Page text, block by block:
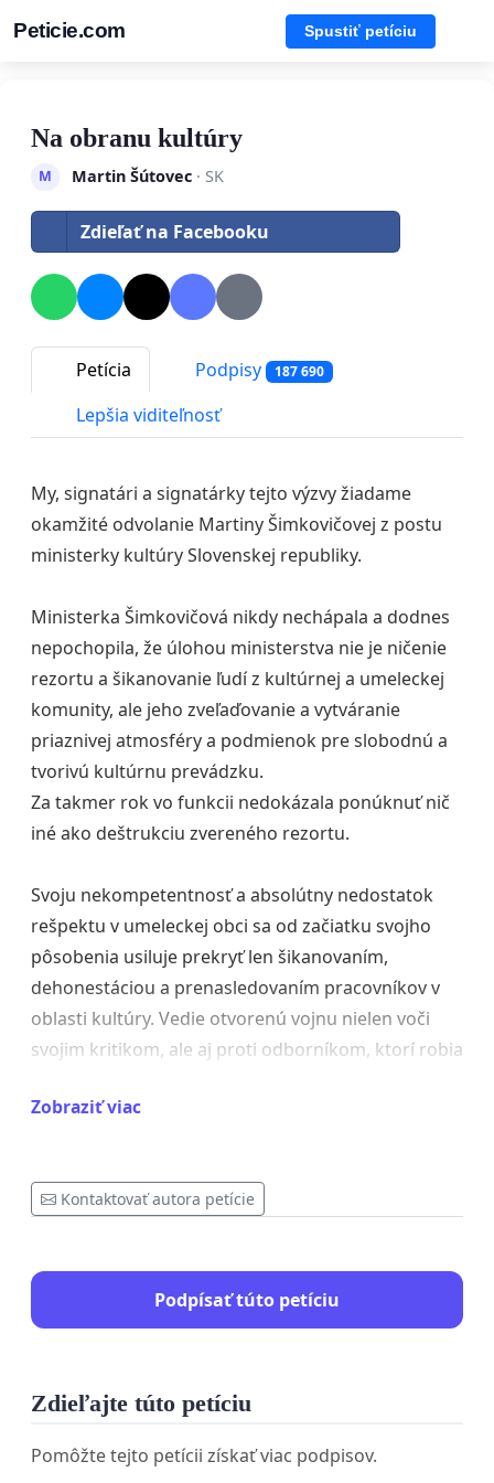
Peticie.com Spustiť petíciu
Na obranu kultúry
M Martin Šútovec· SK
Zdieľať na Facebooku
Petícia Podpisy 187 690
Lepšia viditeľnosť
My, signatári a signatárky tejto výzvy žiadame
okamžité odvolanie Martiny Šimkovičovej z postu
ministerky kultúry Slovenskej republiky.
Ministerka Šimkovičová nikdy nechápala a dodnes
nepochopila, že úlohou ministerstva nie je ničenie
rezortu a šikanovanie ľudí z kultúrnej a umeleckej
komunity, ale jeho zveľaďovanie a vytváranie
priaznivej atmosféry a podmienok pre slobodnú a
tvorivú kultúrnu prevádzku.
Za takmer rok vo funkcii nedokázala ponúknuť nič
iné ako deštrukciu zvereného rezortu.
Svoju nekompetentnosť a absolútny nedostatok
rešpektu v umeleckej obci sa od začiatku svojho
pôsobenia usiluje prekryť len šikanovaním,
dehonestáciou a prenasledovaním pracovníkov v
oblasti kultúry. Vedie otvorenú vojnu nielen voči
svojim kritikom, ale aj proti odborníkom, ktorí robia
kultúru smeruje k tomu, že ich činnosť bude
ochrana kultúrnych pamiatok.
Personálne čistky a neskrývaný odpor voči
negatívne podpisovať na činnosti organizácií v
pôsobnosti Ministerstva kultúry.
Zobraziť viac
Kontaktovať autora petície
Podpísať túto petíciu
Zdieľajte túto petíciu
Pomôžte tejto petícii získať viac podpisov.